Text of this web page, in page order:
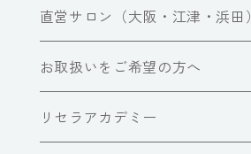
直営サロン（大阪・江津・浜田）
お取扱いをご希望の方へ
リセラアカデミー